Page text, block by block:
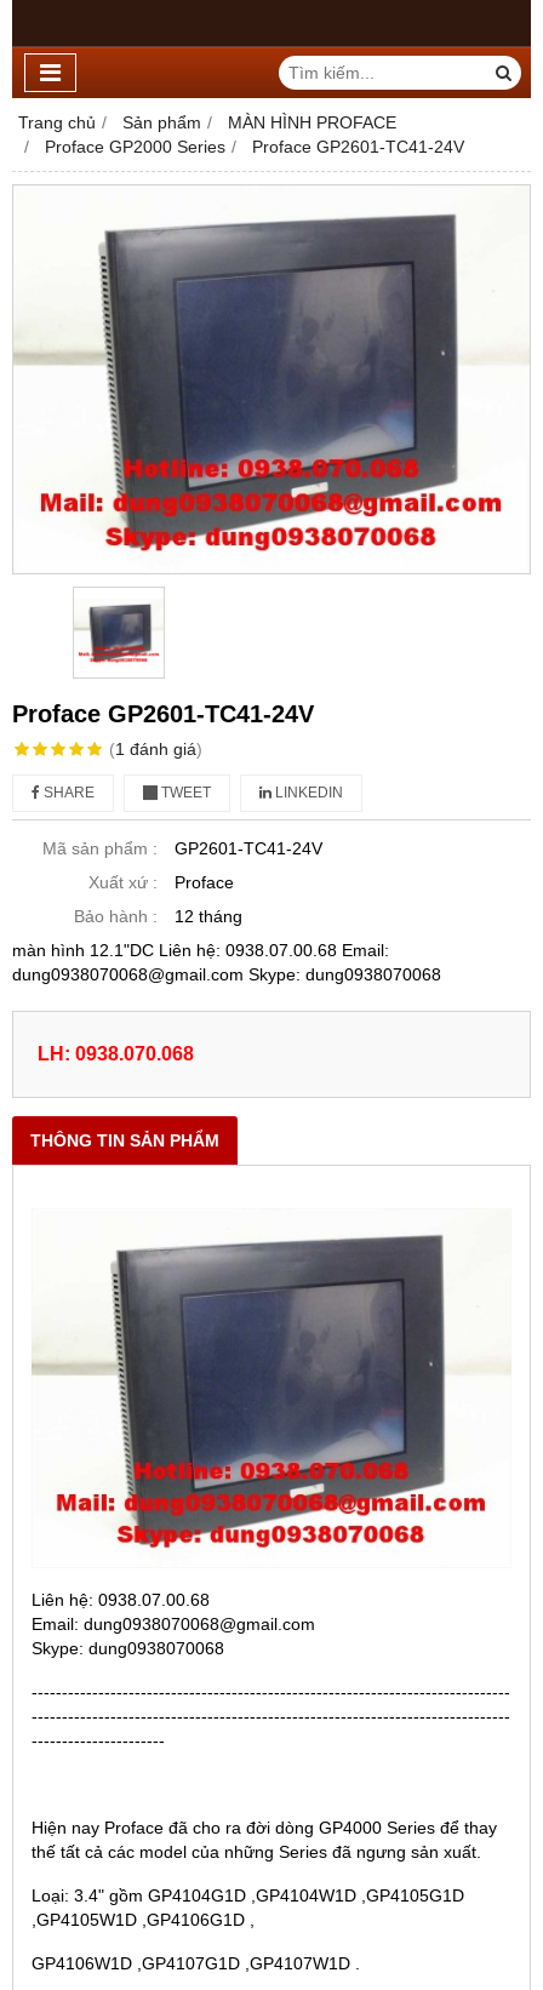
Trang chủ Sản phẩm
MÀN HÌNH PROFACE
Proface GP2000 Series
Proface GP2601-TC41-24V
Proface GP2601-TC41-24V
(1 đánh giá)
SHARE TWEET LINKEDIN
Mã sản phẩm :
GP2601-TC41-24V
Xuất xứ :
Proface
Bảo hành :
12 tháng
màn hình 12.1"DC Liên hệ: 0938.07.00.68 Email:
dung0938070068@gmail.com Skype: dung0938070068
LH: 0938.070.068
THÔNG TIN SẢN PHẨM
Liên hệ: 0938.07.00.68
Email: dung0938070068@gmail.com
Skype: dung0938070068
-------------------------------------------------------------------------------
-------------------------------------------------------------------------------
----------------------
Hiện nay Proface đã cho ra đời dòng GP4000 Series để thay
thế tất cả các model của những Series đã ngưng sản xuất.
Loại: 3.4" gồm GP4104G1D ,GP4104W1D ,GP4105G1D
,GP4105W1D ,GP4106G1D ,
GP4106W1D ,GP4107G1D ,GP4107W1D .